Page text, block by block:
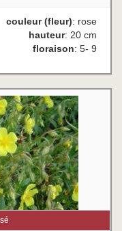
couleur (fleur): rose
hauteur: 20 cm
floraison: 5- 9